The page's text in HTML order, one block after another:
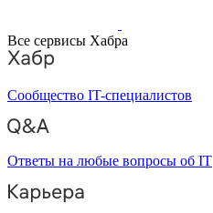
Все сервисы Хабра
Сообщество IT-специалистов
Ответы на любые вопросы об IT